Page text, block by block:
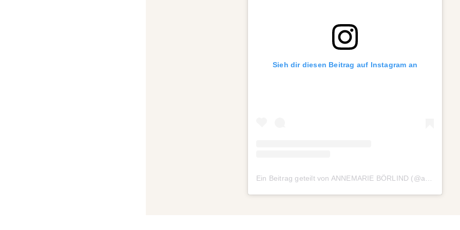
Sieh dir diesen Beitrag auf Instagram an
Ein Beitrag geteilt von ANNEMARIE BÖRLIND (@annemarieboerlind)